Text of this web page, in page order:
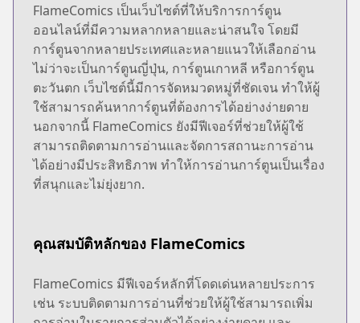
FlameComics เป็นเว็บไซต์ที่ให้บริการการ์ตูน
ออนไลน์ที่มีความหลากหลายและน่าสนใจ โดยมี
การ์ตูนจากหลายประเทศและหลายแนวให้เลือกอ่าน
ไม่ว่าจะเป็นการ์ตูนญี่ปุ่น, การ์ตูนเกาหลี หรือการ์ตูน
ตะวันตก เว็บไซต์นี้มีการจัดหมวดหมู่ที่ชัดเจน ทำให้ผู้
ใช้สามารถค้นหาการ์ตูนที่ต้องการได้อย่างง่ายดาย
นอกจากนี้ FlameComics ยังมีฟีเจอร์ที่ช่วยให้ผู้ใช้
สามารถติดตามการอ่านและจัดการสถานะการอ่าน
ได้อย่างมีประสิทธิภาพ ทำให้การอ่านการ์ตูนเป็นเรื่อง
ที่สนุกและไม่ยุ่งยาก.
คุณสมบัติหลักของ FlameComics
FlameComics มีฟีเจอร์หลักที่โดดเด่นหลายประการ
เช่น ระบบติดตามการอ่านที่ช่วยให้ผู้ใช้สามารถเพิ่ม